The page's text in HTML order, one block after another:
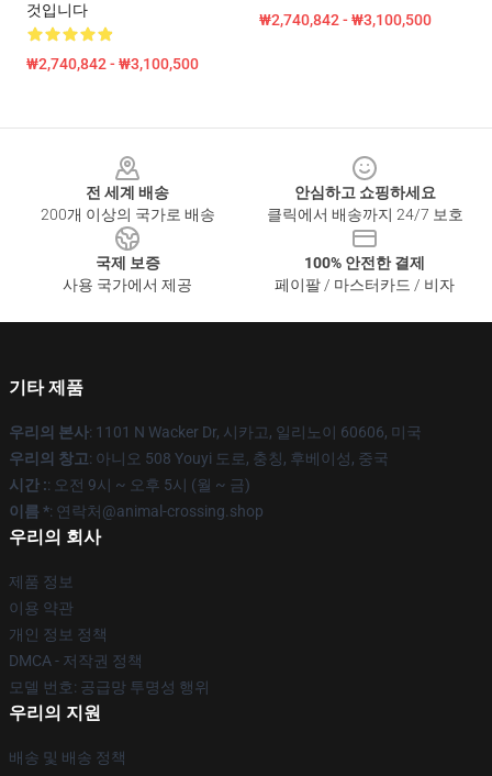
것입니다
₩2,740,842 - ₩3,100,500
₩2,740,842 - ₩3,100,500
전 세계 배송
200개 이상의 국가로 배송
안심하고 쇼핑하세요
클릭에서 배송까지 24/7 보호
국제 보증
사용 국가에서 제공
100% 안전한 결제
페이팔 / 마스터카드 / 비자
기타 제품
우리의 본사: 1101 N Wacker Dr, 시카고, 일리노이 60606, 미국
우리의 창고: 아니오 508 Youyi 도로, 충칭, 후베이성, 중국
시간 :: 오전 9시 ~ 오후 5시 (월 ~ 금)
이름 *: 연락처@animal-crossing.shop
우리의 회사
제품 정보
이용 약관
개인 정보 정책
DMCA - 저작권 정책
모델 번호: 공급망 투명성 행위
우리의 지원
배송 및 배송 정책